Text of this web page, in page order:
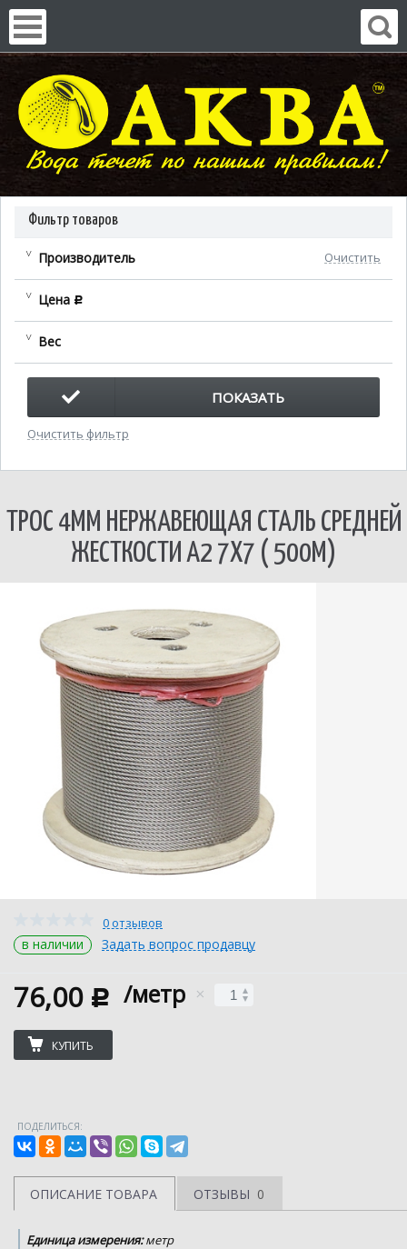
Фильтр товаров
Производитель Очистить
Цена c
Вес
ПОКАЗАТЬ
Очистить фильтр
ТРОС 4ММ НЕРЖАВЕЮЩАЯ СТАЛЬ СРЕДНЕЙ
ЖЕСТКОСТИ А2 7Х7 ( 500М)
0 отзывов
в наличии Задать вопрос продавцу
76,00 c /метр
КУПИТЬ
ПОДЕЛИТЬСЯ:
ОПИСАНИЕ ТОВАРА ОТЗЫВЫ 0
Единица измерения:метр